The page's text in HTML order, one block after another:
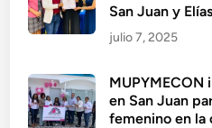
San Juan y
julio 7, 2025
MUPYMECON
en San Juan
femenino en la